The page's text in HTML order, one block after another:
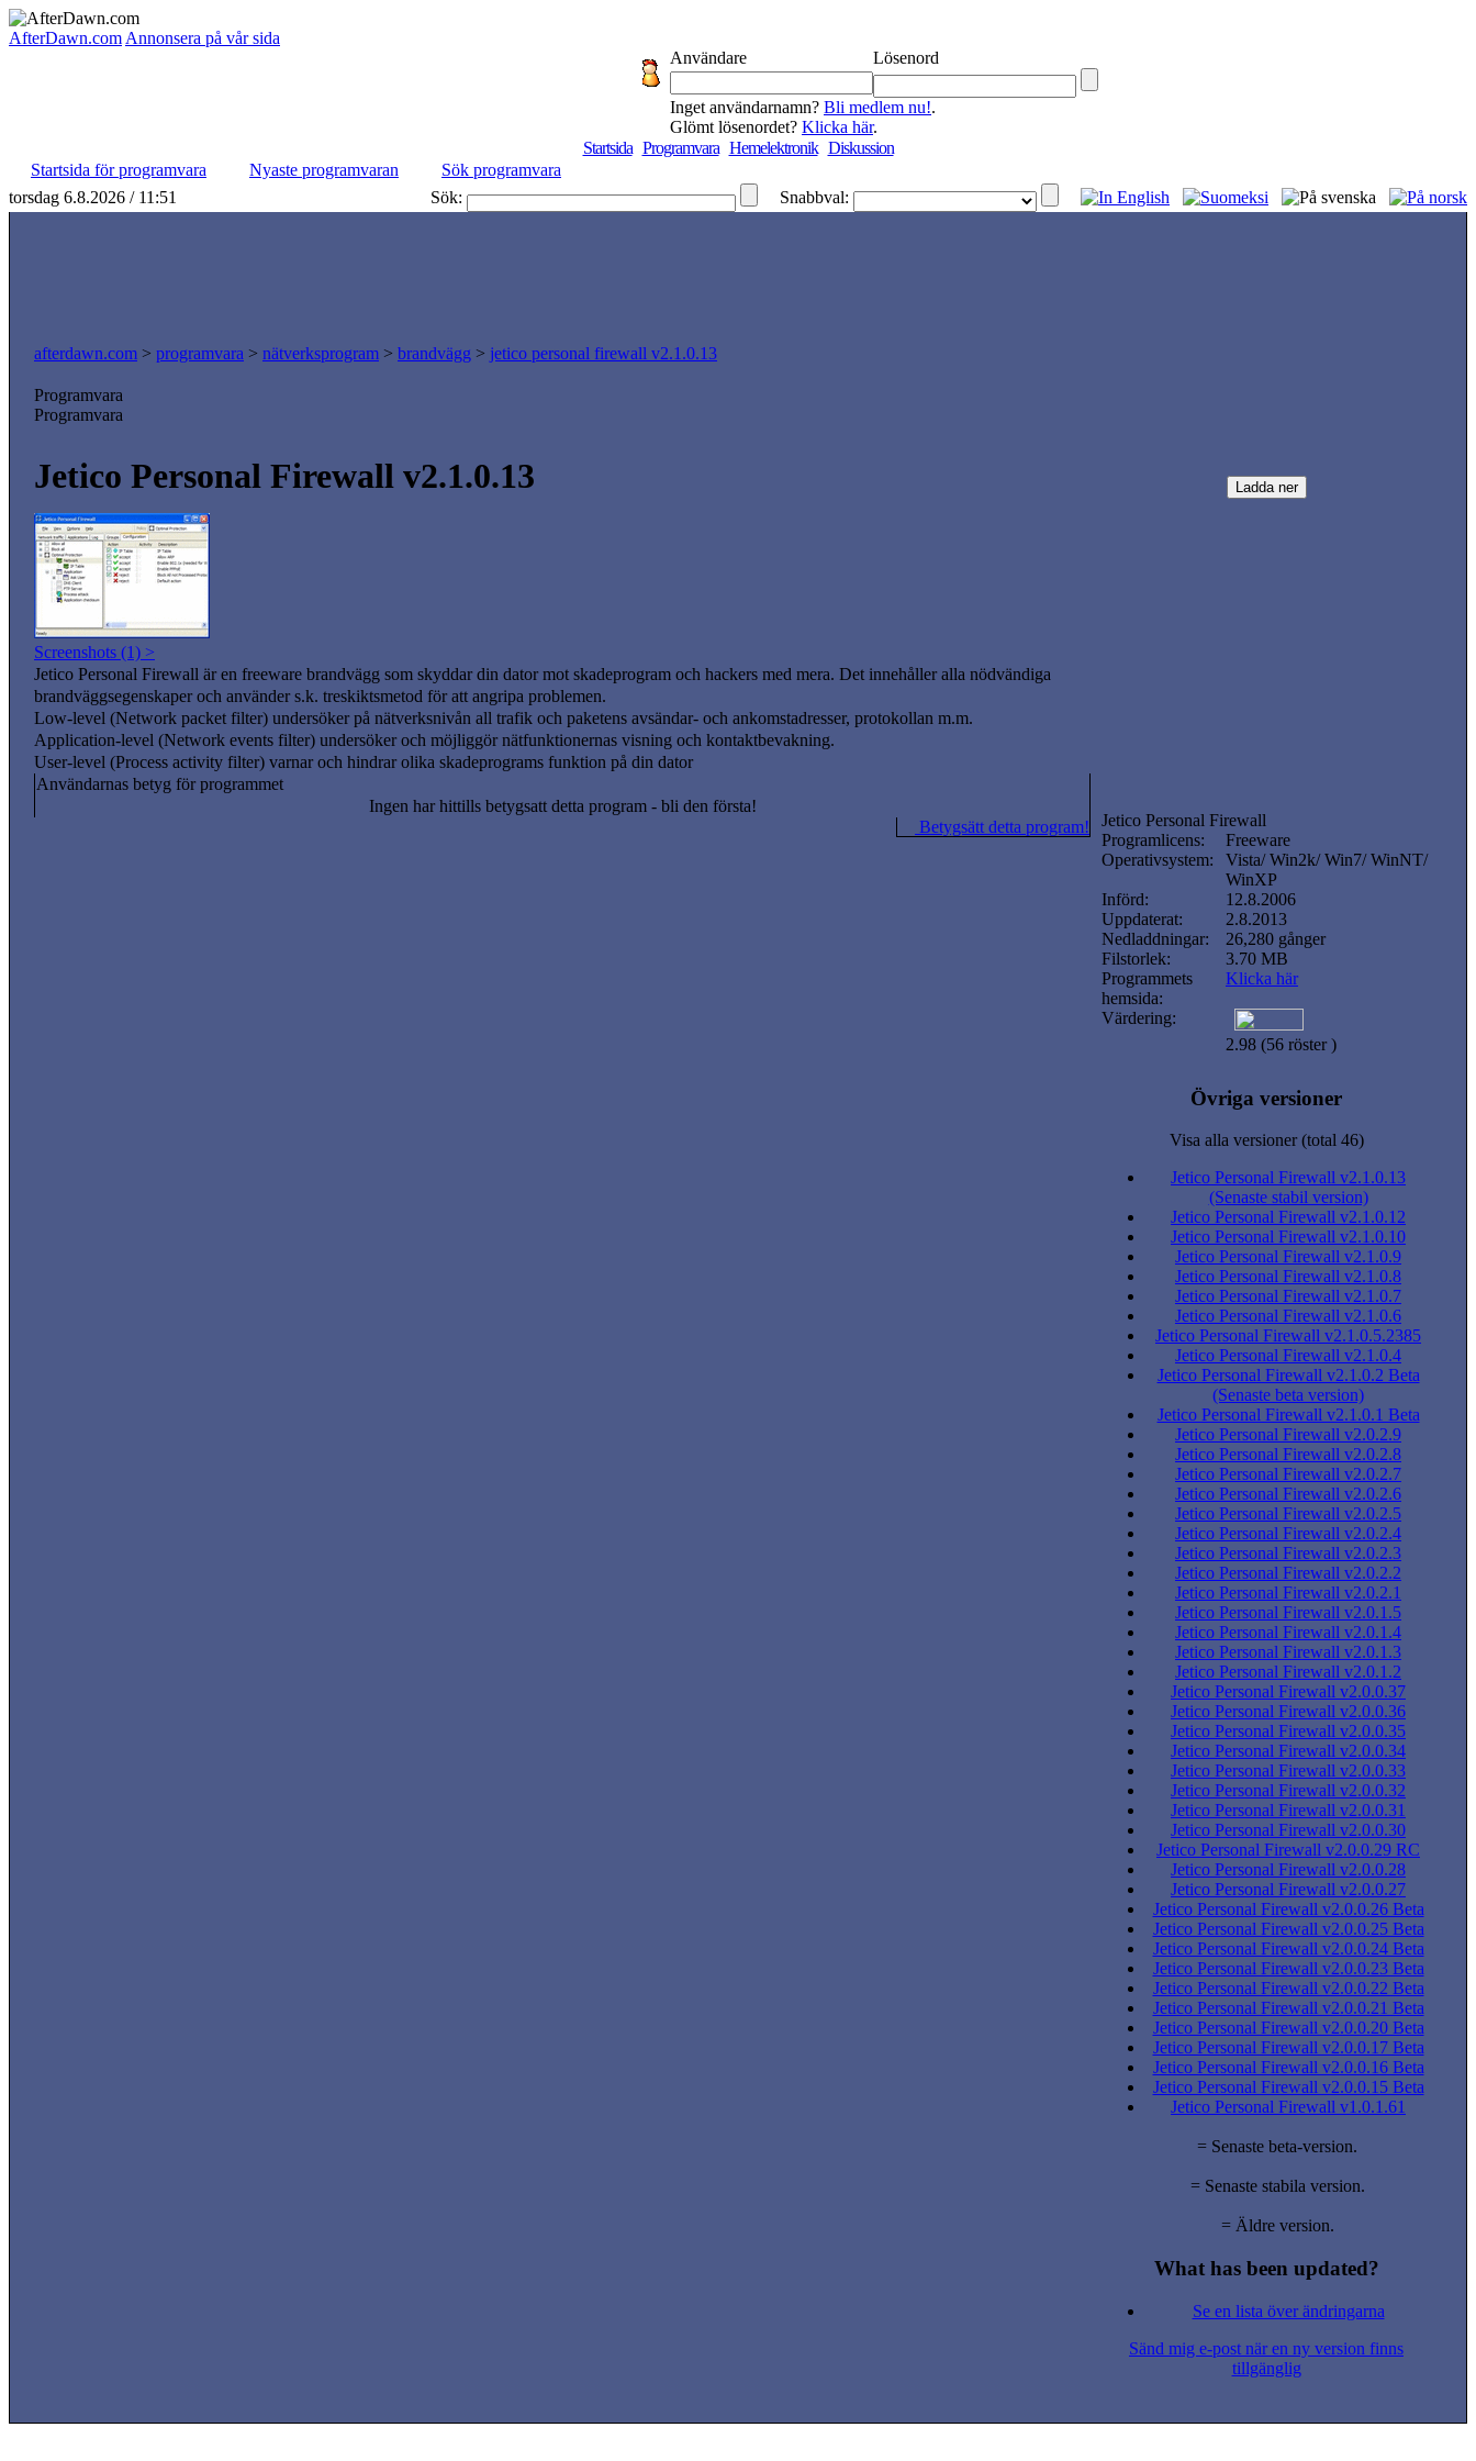
AfterDawn.com Annonsera på vår sida
Användare
Lösenord
Inget användarnamn? Bli medlem nu!.
Glömt lösenordet? Klicka här.
Startsida Programvara Hemelektronik Diskussion
Startsida för programvara
Nyaste programvaran
Sök programvara
torsdag 6.8.2026 / 11:51
Sök: Snabbval:
afterdawn.com > programvara > nätverksprogram > brandvägg > jetico personal firewall v2.1.0.13
Programvara
Programvara
Jetico Personal Firewall v2.1.0.13
Screenshots (1) >
Jetico Personal Firewall är en freeware brandvägg som skyddar din dator mot skadeprogram och hackers med mera. Det innehåller alla nödvändiga
brandväggsegenskaper och använder s.k. treskiktsmetod för att angripa problemen.
Low-level (Network packet filter) undersöker på nätverksnivån all trafik och paketens avsändar- och ankomstadresser, protokollan m.m.
Application-level (Network events filter) undersöker och möjliggör nätfunktionernas visning och kontaktbevakning.
User-level (Process activity filter) varnar och hindrar olika skadeprograms funktion på din dator
Jetico Personal Firewall
Programlicens:
Freeware
Operativsystem:
Vista/ Win2k/ Win7/ WinNT/
WinXP
Införd:
12.8.2006
Uppdaterat:
2.8.2013
Nedladdningar:
26,280 gånger
Filstorlek:
3.70 MB
Programmets
hemsida:
Klicka här
Värdering:
2.98 (56 röster )
Övriga versioner
Visa alla versioner (total 46)
Jetico Personal Firewall v2.1.0.13
(Senaste stabil version)
Jetico Personal Firewall v2.1.0.12
Jetico Personal Firewall v2.1.0.10
Jetico Personal Firewall v2.1.0.9
Jetico Personal Firewall v2.1.0.8
Jetico Personal Firewall v2.1.0.7
Jetico Personal Firewall v2.1.0.6
Jetico Personal Firewall v2.1.0.5.2385
Jetico Personal Firewall v2.1.0.4
Jetico Personal Firewall v2.1.0.2 Beta
(Senaste beta version)
Jetico Personal Firewall v2.1.0.1 Beta
Jetico Personal Firewall v2.0.2.9
Jetico Personal Firewall v2.0.2.8
Jetico Personal Firewall v2.0.2.7
Jetico Personal Firewall v2.0.2.6
Jetico Personal Firewall v2.0.2.5
Jetico Personal Firewall v2.0.2.4
Jetico Personal Firewall v2.0.2.3
Jetico Personal Firewall v2.0.2.2
Jetico Personal Firewall v2.0.2.1
Jetico Personal Firewall v2.0.1.5
Jetico Personal Firewall v2.0.1.4
Jetico Personal Firewall v2.0.1.3
Jetico Personal Firewall v2.0.1.2
Jetico Personal Firewall v2.0.0.37
Jetico Personal Firewall v2.0.0.36
Jetico Personal Firewall v2.0.0.35
Jetico Personal Firewall v2.0.0.34
Jetico Personal Firewall v2.0.0.33
Jetico Personal Firewall v2.0.0.32
Jetico Personal Firewall v2.0.0.31
Jetico Personal Firewall v2.0.0.30
Jetico Personal Firewall v2.0.0.29 RC
Jetico Personal Firewall v2.0.0.28
Jetico Personal Firewall v2.0.0.27
Jetico Personal Firewall v2.0.0.26 Beta
Jetico Personal Firewall v2.0.0.25 Beta
Jetico Personal Firewall v2.0.0.24 Beta
Jetico Personal Firewall v2.0.0.23 Beta
Jetico Personal Firewall v2.0.0.22 Beta
Jetico Personal Firewall v2.0.0.21 Beta
Jetico Personal Firewall v2.0.0.20 Beta
Jetico Personal Firewall v2.0.0.17 Beta
Jetico Personal Firewall v2.0.0.16 Beta
Jetico Personal Firewall v2.0.0.15 Beta
Jetico Personal Firewall v1.0.1.61
= Senaste beta-version.
= Senaste stabila version.
= Äldre version.
What has been updated?
Se en lista över ändringarna
Sänd mig e-post när en ny version finns
tillgänglig
Användarnas betyg för programmet
Ingen har hittills betygsatt detta program - bli den första!
Betygsätt detta program!